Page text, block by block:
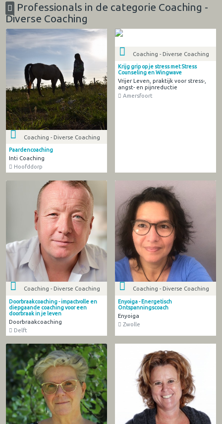
Professionals in de categorie Coaching -
Diverse Coaching
Coaching - Diverse Coaching
Paardencoaching
Inti Coaching
Hoofddorp
Coaching - Diverse Coaching
Krijg grip op je stress met Stress
Counseling en Wingwave
Vrijer Leven, praktijk voor stress-,
angst- en pijnreductie
Amersfoort
Coaching - Diverse Coaching
Doorbraakcoaching - impactvolle en
diepgaande coaching voor een
doorbraak in je leven
Doorbraakcoaching
Delft
Coaching - Diverse Coaching
Enyoiga - Energetisch
Ontspanningscoach
Enyoiga
Zwolle